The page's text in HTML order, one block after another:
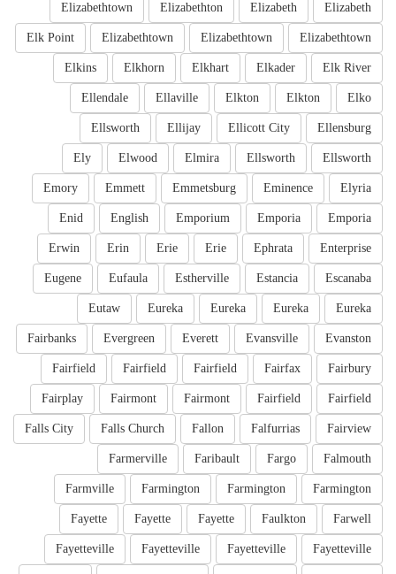
Elizabeth
Elizabeth
Elizabethton
Elizabethtown
Elizabethtown
Elizabethtown
Elizabethtown
Elk Point
Elk River
Elkader
Elkhart
Elkhorn
Elkins
Elko
Elkton
Elkton
Ellaville
Ellendale
Ellensburg
Ellicott City
Ellijay
Ellsworth
Ellsworth
Ellsworth
Elmira
Elwood
Ely
Elyria
Eminence
Emmetsburg
Emmett
Emory
Emporia
Emporia
Emporium
English
Enid
Enterprise
Ephrata
Erie
Erie
Erin
Erwin
Escanaba
Estancia
Estherville
Eufaula
Eugene
Eureka
Eureka
Eureka
Eureka
Eutaw
Evanston
Evansville
Everett
Evergreen
Fairbanks
Fairbury
Fairfax
Fairfield
Fairfield
Fairfield
Fairfield
Fairfield
Fairmont
Fairmont
Fairplay
Fairview
Falfurrias
Fallon
Falls Church
Falls City
Falmouth
Fargo
Faribault
Farmerville
Farmington
Farmington
Farmington
Farmville
Farwell
Faulkton
Fayette
Fayette
Fayette
Fayetteville
Fayetteville
Fayetteville
Fayetteville